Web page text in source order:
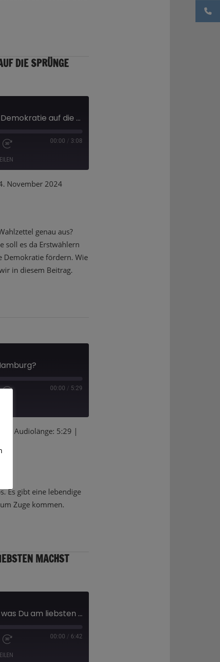
DIE SPRÜNGE
Als Erstwahlprofi der Demokratie auf die Sprünge helfen
00:00 / 3:08
November 2024
genau aus?
soll es da Erstwählern
Demokratie fördern. Wie
in diesem Beitrag.
00:00 / 5:29
Audiolänge: 5:29 |
Es gibt eine lebendige
Zuge kommen.
MACHST
"Stell Dir mal vor, das was Du am liebsten machst musst Du machen" - Jazz als Hobby
00:00 / 6:42